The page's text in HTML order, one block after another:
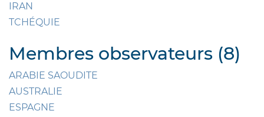
IRAN
TCHÉQUIE
Membres observateurs (8)
ARABIE SAOUDITE
AUSTRALIE
ESPAGNE